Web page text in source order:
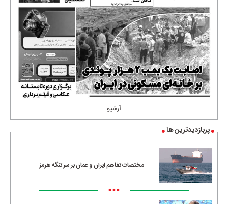
آرشیو
پربازدیدترین ها
مختصات تفاهم ایران و عمان بر سر تنگه هرمز
•••